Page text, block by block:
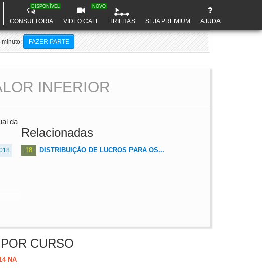
CONSULTORIA
DISPONÍVEL
VIDEO CALL
NOVO
TRILHAS SEJA PREMIUM AJUDA
minuto: FAZER PARTE
INFERIOR
da
Relacionadas
18 DISTRIBUIÇÃO DE LUCROS PARA OS...
CURSO
NA